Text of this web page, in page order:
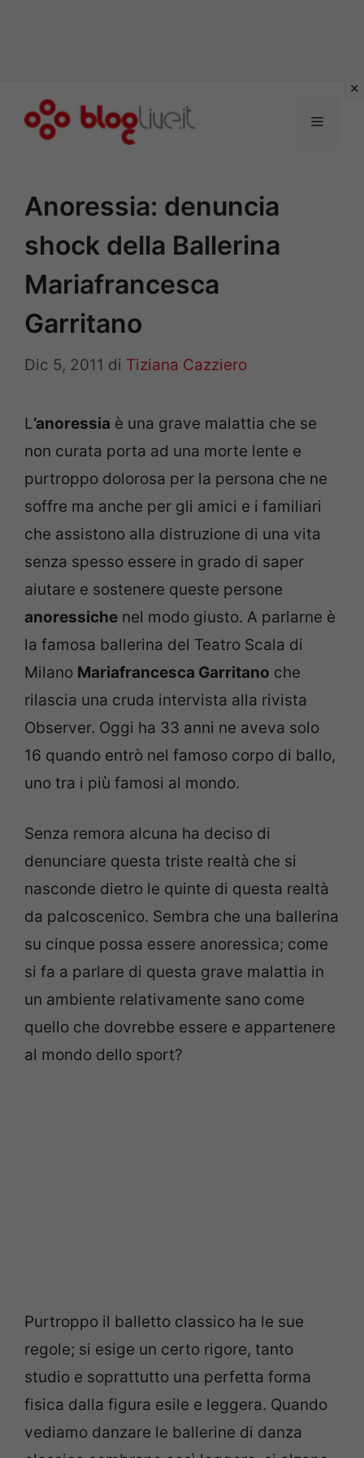
Menu
Anoressia: denuncia
shock della Ballerina
Mariafrancesca
Garritano
Dic 5, 2011 di Tiziana Cazziero
L’anoressia è una grave malattia che se
non curata porta ad una morte lente e
purtroppo dolorosa per la persona che ne
soffre ma anche per gli amici e i familiari
che assistono alla distruzione di una vita
senza spesso essere in grado di saper
aiutare e sostenere queste persone
anoressiche nel modo giusto. A parlarne è
la famosa ballerina del Teatro Scala di
Milano Mariafrancesca Garritano che
rilascia una cruda intervista alla rivista
Observer. Oggi ha 33 anni ne aveva solo
16 quando entrò nel famoso corpo di ballo,
uno tra i più famosi al mondo.
Senza remora alcuna ha deciso di
denunciare questa triste realtà che si
nasconde dietro le quinte di questa realtà
da palcoscenico. Sembra che una ballerina
su cinque possa essere anoressica; come
si fa a parlare di questa grave malattia in
un ambiente relativamente sano come
quello che dovrebbe essere e appartenere
al mondo dello sport?
Purtroppo il balletto classico ha le sue
regole; si esige un certo rigore, tanto
studio e soprattutto una perfetta forma
fisica dalla figura esile e leggera. Quando
vediamo danzare le ballerine di danza